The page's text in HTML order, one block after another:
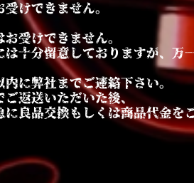
できません。
受けできません。
は十分留意しておりますが、
内に弊社までご連絡下さい。
返送いただいた後、
良品交換もしくは商品代金を